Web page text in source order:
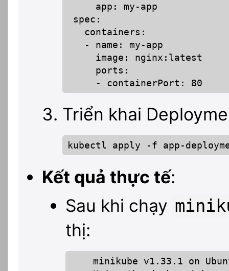
     app: my-app
spec:
   containers:
   - name: my-app
     image: nginx:latest
     ports:
     - containerPort: 80
Triển khai
kubectl apply -f app-
Kết quả thực tế:
Sau khi chạy
thị:
minikube v1.33.1 on